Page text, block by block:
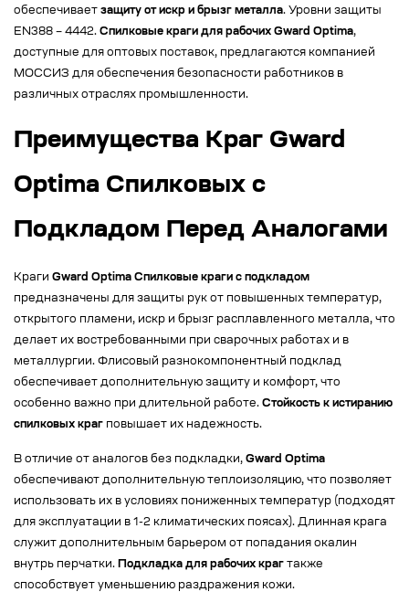
обеспечивает защиту от искр и брызг металла. Уровни защиты
EN388 – 4442. Спилковые краги для рабочих Gward Optima,
доступные для оптовых поставок, предлагаются компанией
МОССИЗ для обеспечения безопасности работников в
различных отраслях промышленности.
Преимущества Краг Gward
Optima Спилковых с
Подкладом Перед Аналогами
Краги Gward Optima Спилковые краги с подкладом
предназначены для защиты рук от повышенных температур,
открытого пламени, искр и брызг расплавленного металла, что
делает их востребованными при сварочных работах и в
металлургии. Флисовый разнокомпонентный подклад
обеспечивает дополнительную защиту и комфорт, что
особенно важно при длительной работе. Стойкость к истиранию
спилковых краг повышает их надежность.
В отличие от аналогов без подкладки, Gward Optima
обеспечивают дополнительную теплоизоляцию, что позволяет
использовать их в условиях пониженных температур (подходят
для эксплуатации в 1-2 климатических поясах). Длинная крага
служит дополнительным барьером от попадания окалин
внутрь перчатки. Подкладка для рабочих краг также
способствует уменьшению раздражения кожи.